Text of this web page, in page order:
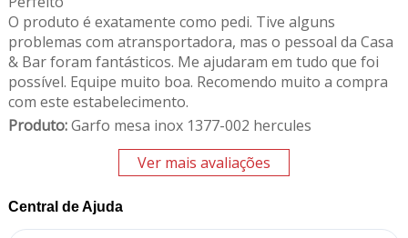
O produto é exatamente como pedi. Tive alguns
problemas com atransportadora, mas o pessoal da Casa
& Bar foram fantásticos. Me ajudaram em tudo que foi
possível. Equipe muito boa. Recomendo muito a compra
com este estabelecimento.
Produto:Garfo mesa inox 1377-002 hercules
Ver mais avaliações
Central de Ajuda